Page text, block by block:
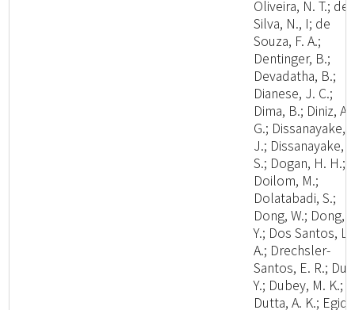
Oliveira, N. T.; de
Silva, N., I; de
Souza, F. A.;
Dentinger, B.;
Devadatha, B.;
Dianese, J. C.;
Dima, B.; Diniz, A.
G.; Dissanayake,
J.; Dissanayake,
S.; Dogan, H. H.;
Doilom, M.;
Dolatabadi, S.;
Dong, W.; Dong,
Y.; Dos Santos, L.
A.; Drechsler-
Santos, E. R.; Du,
Y.; Dubey, M. K.;
Dutta, A. K.; Egidi,